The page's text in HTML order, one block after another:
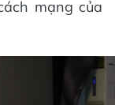
mạng của